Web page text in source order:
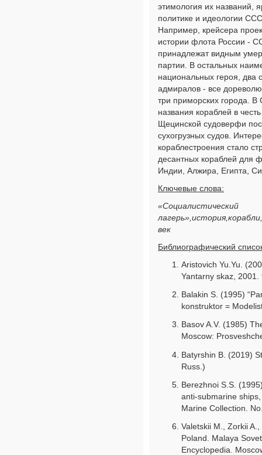
этимология их названий,
политике и идеологии
Например, крейсера
истории флота России -
принадлежат видным
партии. В остальных
национальных героя, два
адмиралов - все
три приморских города.
названия кораблей в
Щецинской судоверфи
сухогрузных судов.
кораблестроения стало
десантных кораблей для
Индии, Алжира, Египта,
Ключевые слова:
«Социалистический
век
Библиографический
Aristovich Yu.Yu.
Yantarny skaz, 2001.
Balakin S. (1995)
konstruktor =
Basov A.V. (1985)
Moscow:
Batyrshin B. (2019)
Russ.)
Berezhnoi S.S.
anti-submarine
Marine Collection.
Valetskii M., Zorkii
Poland. Malaya
Encyclopedia.